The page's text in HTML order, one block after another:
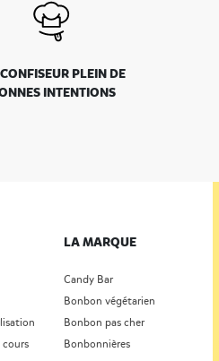
PLEIN DE
INTENTIONS
cours
LA MARQUE
Candy Bar
Bonbon végétarien
Bonbon pas cher
Bonbonnières